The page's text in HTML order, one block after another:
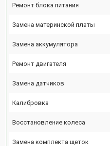
Ремонт блока питания
Замена материнской платы
Замена аккумулятора
Ремонт двигателя
Замена датчиков
Калибровка
Восстановление колеса
Замена комплекта щеток